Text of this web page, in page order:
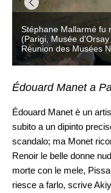
Stéphane Mallarmé fu
(Parigi, Musée
Réunion des Musées
Édouard Manet a
Édouard Manet è un
subito a un dipinto
scandalo; ma Monet
Renoir le belle donne
morte con le mele,
riesce a farlo, scrive